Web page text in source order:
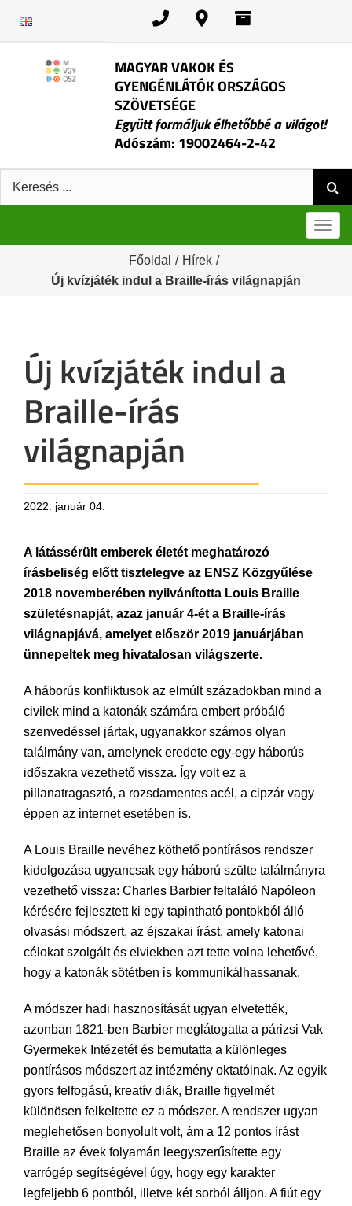
MAGYAR VAKOK ÉS
GYENGÉNLÁTÓK ORSZÁGOS
SZÖVETSÉGE
Együtt formáljuk élhetőbbé a világot!
Adószám: 19002464-2-42
Keresés:
Főoldal / Hírek /
Új kvízjáték indul a Braille-írás világnapján
Új kvízjáték indul a
Braille-írás
világnapján
2022. január 04.
A látássérült emberek életét meghatározó
írásbeliség előtt tisztelegve az ENSZ Közgyűlése
2018 novemberében nyilvánította Louis Braille
születésnapját, azaz január 4-ét a Braille-írás
világnapjává, amelyet először 2019 januárjában
ünnepeltek meg hivatalosan világszerte.
A háborús konfliktusok az elmúlt századokban mind a
civilek mind a katonák számára embert próbáló
szenvedéssel jártak, ugyanakkor számos olyan
találmány van, amelynek eredete egy-egy háborús
időszakra vezethető vissza. Így volt ez a
pillanatragasztó, a rozsdamentes acél, a cipzár vagy
éppen az internet esetében is.
A Louis Braille nevéhez köthető pontírásos rendszer
kidolgozása ugyancsak egy háború szülte találmányra
vezethető vissza: Charles Barbier feltaláló Napóleon
kérésére fejlesztett ki egy tapintható pontokból álló
olvasási módszert, az éjszakai írást, amely katonai
célokat szolgált és elviekben azt tette volna lehetővé,
hogy a katonák sötétben is kommunikálhassanak.
A módszer hadi hasznosítását ugyan elvetették,
azonban 1821-ben Barbier meglátogatta a párizsi Vak
Gyermekek Intézetét és bemutatta a különleges
pontírásos módszert az intézmény oktatóinak. Az egyik
gyors felfogású, kreatív diák, Braille figyelmét
különösen felkeltette ez a módszer. A rendszer ugyan
meglehetősen bonyolult volt, ám a 12 pontos írást
Braille az évek folyamán leegyszerűsítette egy
varrógép segítségével úgy, hogy egy karakter
legfeljebb 6 pontból, illetve két sorból álljon. A fiút egy